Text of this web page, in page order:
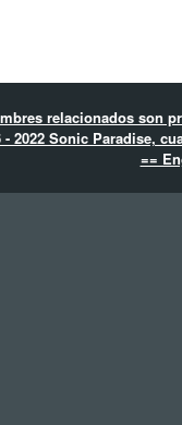
relacionados son
- 2022 Sonic Paradise,
==